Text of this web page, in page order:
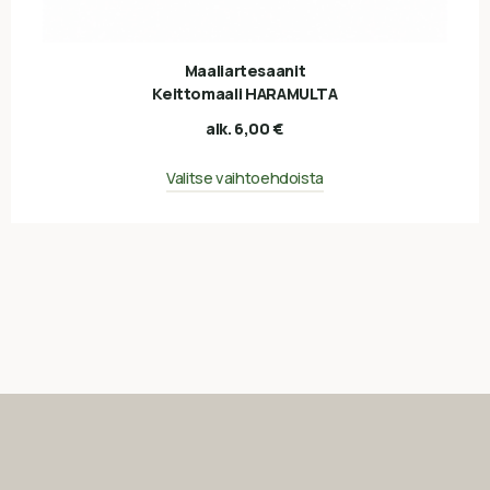
Maaliartesaanit
Keittomaali HARAMULTA
alk. 6,00€
Valitse vaihtoehdoista